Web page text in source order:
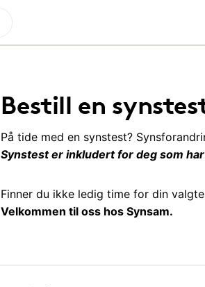
Bestill en
På tide med en synstest?
Synstest er inkludert for deg som
Finner du ikke ledig time for din
Velkommen til oss hos Synsam.